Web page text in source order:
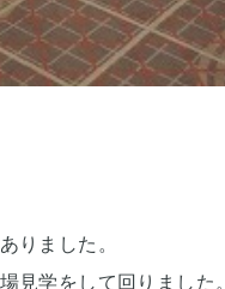
りました。
見学をして回りました